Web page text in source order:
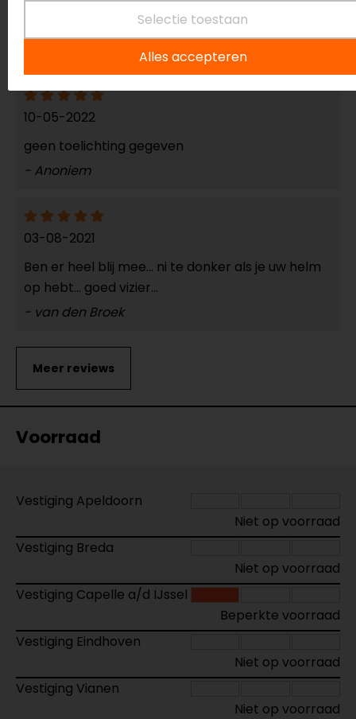
Juiste artikel en geweldig geholpen door
10-05-2022
geen toelichting gegeven
- Anoniem
03-08-2021
Ben er heel blij mee... ni te donker als je uw helm
op hebt... goed vizier...
- van den Broek
Voorraad
Vestiging Apeldoorn
Niet op voorraad
Vestiging Breda
Niet op voorraad
Vestiging Capelle a/d IJssel
Beperkte voorraad
Vestiging Eindhoven
Niet op voorraad
Vestiging Vianen
Niet op voorraad
Selectie toestaan
Alles accepteren